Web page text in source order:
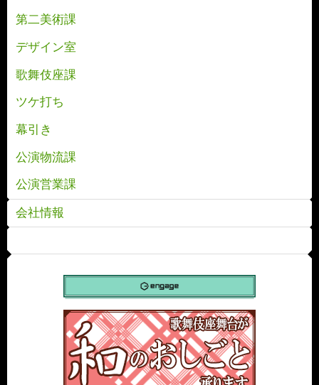
第二美術課
デザイン室
歌舞伎座課
ツケ打ち
幕引き
公演物流課
公演営業課
会社情報